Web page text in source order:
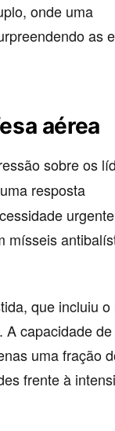
onde uma
as
aérea
sobre os
resposta
mísseis
que incluiu o
A capacidade de
uma fração
frente à